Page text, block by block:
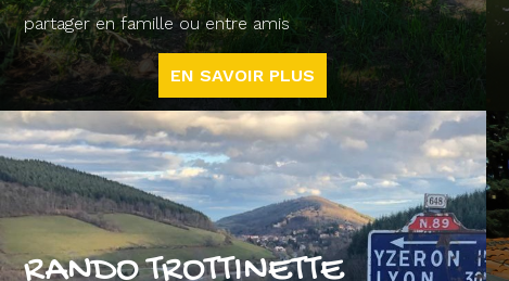
partager en famille ou entre amis
EN SAVOIR PLUS
RANDO TROTTINETTE